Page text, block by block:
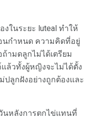
ในระยะ luteal ทำให้
นกำหนด ความคิดที่อยู่
ามดลูกไม่ได้เตรียม
ล้วทั้งผู้หญิงจะไม่ได้ตั้ง
ลูกฝังอย่างถูกต้องและ
นหลังการตกไข่แทนที่